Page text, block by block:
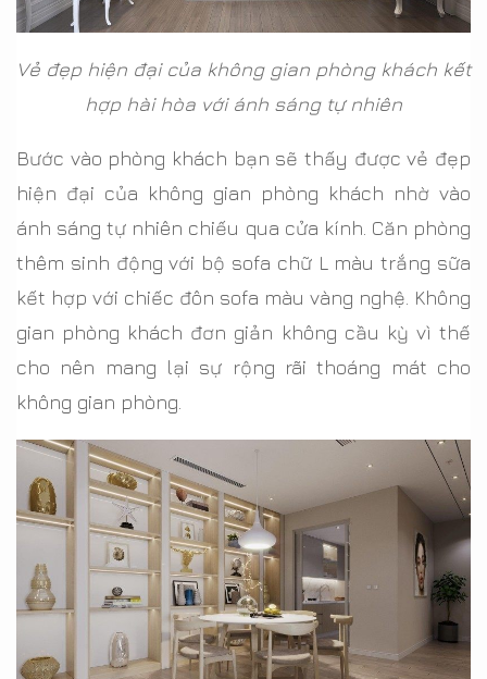
Vẻ đẹp hiện đại của không gian phòng khách kết
hợp hài hòa với ánh sáng tự nhiên
Bước vào phòng khách bạn sẽ thấy được vẻ đẹp
hiện đại của không gian phòng khách nhờ vào
ánh sáng tự nhiên chiếu qua cửa kính. Căn phòng
thêm sinh động với bộ sofa chữ L màu trắng sữa
kết hợp với chiếc đôn sofa màu vàng nghệ. Không
gian phòng khách đơn giản không cầu kỳ vì thế
cho nên mang lại sự rộng rãi thoáng mát cho
không gian phòng.